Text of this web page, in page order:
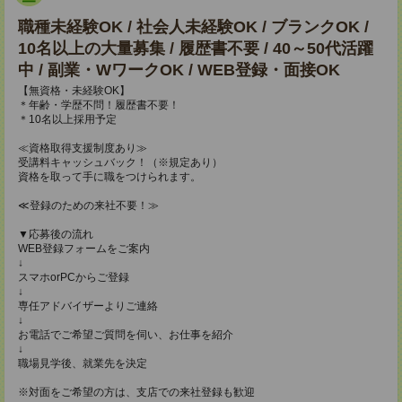
職種未経験OK / 社会人未経験OK / ブランクOK /
10名以上の大量募集 / 履歴書不要 / 40～50代活躍
中 / 副業・WワークOK / WEB登録・面接OK
【無資格・未経験OK】
＊年齢・学歴不問！履歴書不要！
＊10名以上採用予定
≪資格取得支援制度あり≫
受講料キャッシュバック！（※規定あり）
資格を取って手に職をつけられます。
≪登録のための来社不要！≫
▼応募後の流れ
WEB登録フォームをご案内
↓
スマホorPCからご登録
↓
専任アドバイザーよりご連絡
↓
お電話でご希望ご質問を伺い、お仕事を紹介
↓
職場見学後、就業先を決定
※対面をご希望の方は、支店での来社登録も歓迎